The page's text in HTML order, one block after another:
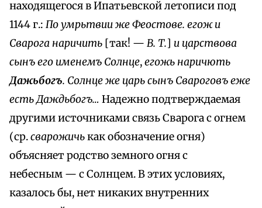
находящегося в Ипатьевской летописи под
1144 г.: По умрьтвии же Феостове. егож и
Сварога наричить [так! — В. Т.] и царствова
сынъ его именемъ Солнце,егожь наричють
Дажьбогъ. Солнце же царь сынъ Свароговъ еже
есть Даждьбогъ… Надежно подтверждаемая
другими источниками связь Сварога с огнем
(ср.сварожичькак обозначение огня)
объясняет родство земного огня с
небесным — с Солнцем. В этих условиях,
казалось бы, нет никаких внутренних